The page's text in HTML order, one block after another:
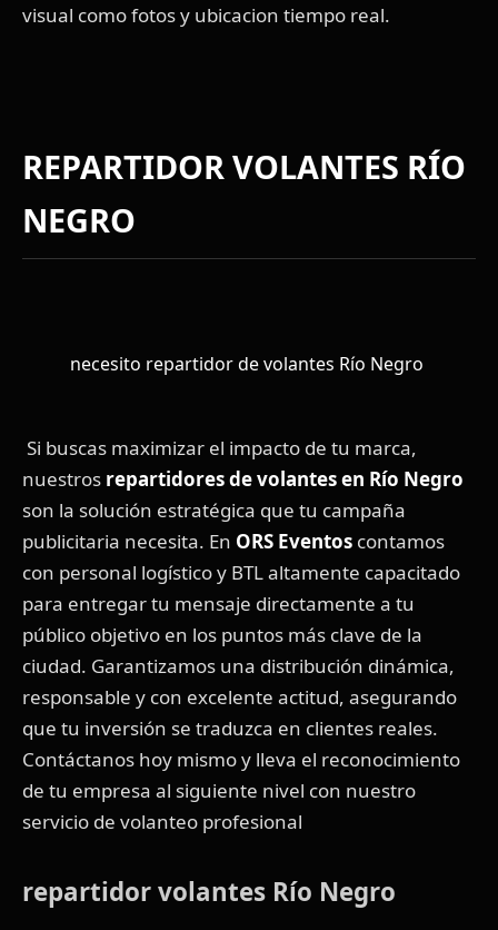
visual como fotos y ubicacion tiempo real.
REPARTIDOR VOLANTES RÍO
NEGRO
necesito repartidor de volantes Río Negro
Si buscas maximizar el impacto de tu marca,
nuestros repartidores de volantes en Río Negro
son la solución estratégica que tu campaña
publicitaria necesita. En ORS Eventos contamos
con personal logístico y BTL altamente capacitado
para entregar tu mensaje directamente a tu
público objetivo en los puntos más clave de la
ciudad. Garantizamos una distribución dinámica,
responsable y con excelente actitud, asegurando
que tu inversión se traduzca en clientes reales.
Contáctanos hoy mismo y lleva el reconocimiento
de tu empresa al siguiente nivel con nuestro
servicio de volanteo profesional
repartidor volantes Río Negro